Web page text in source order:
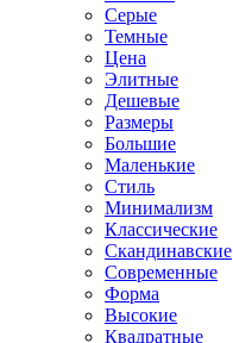
Серые
Темные
Цена
Элитные
Дешевые
Размеры
Большие
Маленькие
Стиль
Минимализм
Классические
Скандинавские
Современные
Форма
Высокие
Квадратные